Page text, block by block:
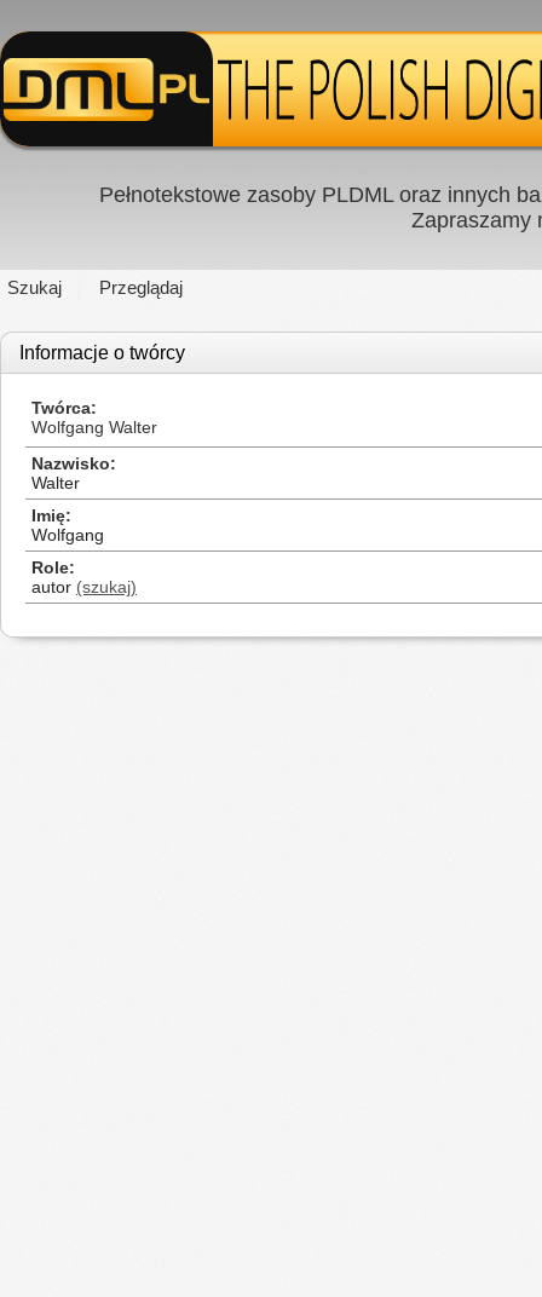
Pełnotekstowe zasoby PLDML oraz innych
Zapraszamy
Szukaj Przeglądaj
Informacje o twórcy
Twórca
Wolfgang Walter
Nazwisko
Walter
Imię
Wolfgang
Role
autor (szukaj)